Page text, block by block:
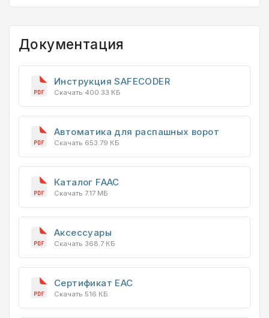
Документация
Инструкция SAFEСODER
Скачать 400.33 КБ
Автоматика для распашных ворот
Скачать 653.79 КБ
Каталог FAAC
Скачать 7.17 МБ
Аксессуары
Скачать 368.7 КБ
Сертификат EAC
Скачать 516 КБ